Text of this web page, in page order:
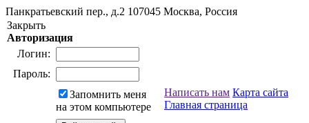
Панкратьевский пер., д.2 107045 Москва, Россия
Закрыть
Авторизация
Логин:
Пароль:
Запомнить меня
на этом компьютере
Написать нам Карта сайта
Главная страница